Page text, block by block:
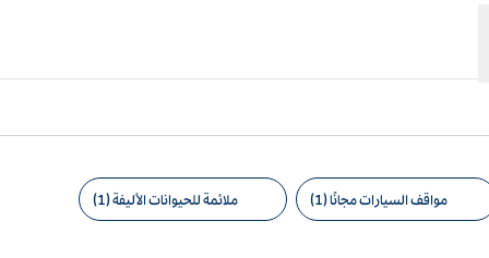
مواقف السيارات مجانًا (1) ملائمة للحيوانات الأليفة (1)